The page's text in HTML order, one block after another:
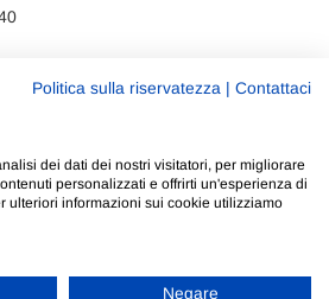
Privacy policy
Politica sulla riservatezza Contattaci
dei dati dei nostri visitatori, per migliorare
personalizzati e offrirti un'esperienza di
ulteriori informazioni sui cookie utilizziamo
Negare